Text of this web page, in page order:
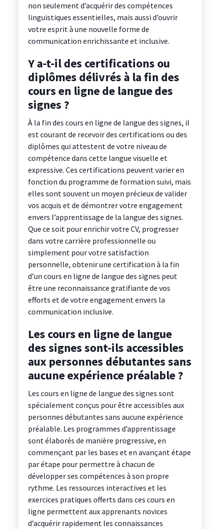
non seulement d’acquérir des compétences
linguistiques essentielles, mais aussi d’ouvrir
votre esprit à une nouvelle forme de
communication enrichissante et inclusive.
Y a-t-il des certifications ou
diplômes délivrés à la fin des
cours en ligne de langue des
signes ?
À la fin des cours en ligne de langue des signes, il
est courant de recevoir des certifications ou des
diplômes qui attestent de votre niveau de
compétence dans cette langue visuelle et
expressive. Ces certifications peuvent varier en
fonction du programme de formation suivi, mais
elles sont souvent un moyen précieux de valider
vos acquis et de démontrer votre engagement
envers l’apprentissage de la langue des signes.
Que ce soit pour enrichir votre CV, progresser
dans votre carrière professionnelle ou
simplement pour votre satisfaction
personnelle, obtenir une certification à la fin
d’un cours en ligne de langue des signes peut
être une reconnaissance gratifiante de vos
efforts et de votre engagement envers la
communication inclusive.
Les cours en ligne de langue
des signes sont-ils accessibles
aux personnes débutantes sans
aucune expérience préalable ?
Les cours en ligne de langue des signes sont
spécialement conçus pour être accessibles aux
personnes débutantes sans aucune expérience
préalable. Les programmes d’apprentissage
sont élaborés de manière progressive, en
commençant par les bases et en avançant étape
par étape pour permettre à chacun de
développer ses compétences à son propre
rythme. Les ressources interactives et les
exercices pratiques offerts dans ces cours en
ligne permettent aux apprenants novices
d’acquérir rapidement les connaissances